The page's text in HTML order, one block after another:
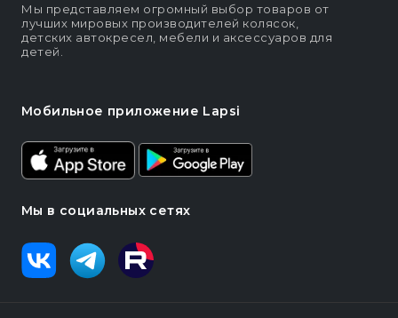
Мы представляем огромный выбор товаров от
лучших мировых производителей колясок,
детских автокресел, мебели и аксессуаров для
детей.
Мобильное приложение Lapsi
Мы в социальных сетях